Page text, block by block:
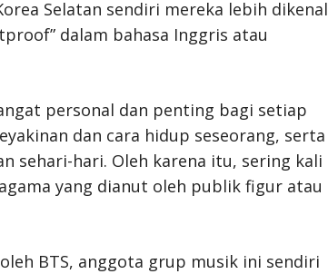
Selatan sendiri mereka lebih dikenal
dalam bahasa Inggris atau
personal dan penting bagi setiap
dan cara hidup seseorang, serta
sehari-hari. Oleh karena itu, sering kali
yang dianut oleh publik figur atau
BTS, anggota grup musik ini sendiri